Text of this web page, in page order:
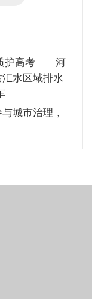
护高考——河
水区域排水
城市治理，